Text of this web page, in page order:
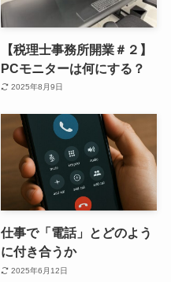
【税理士事務所開業＃２】
PCモニターは何にする？
2025年8月9日
仕事で「電話」とどのよう
に付き合うか
2025年6月12日